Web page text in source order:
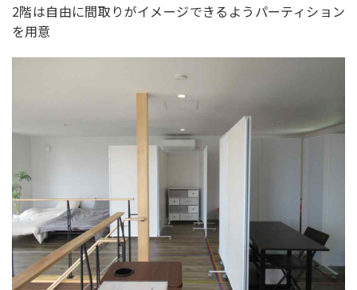
2階は自由に間取りがイメージできるようパーティション
を用意